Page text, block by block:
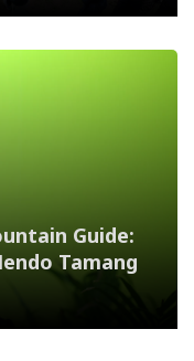
Guide:
Tamang